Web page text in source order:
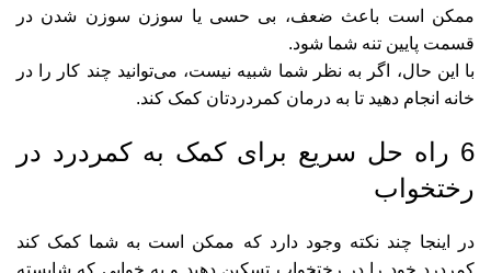
ممکن است باعث ضعف، بی حسی یا سوزن سوزن شدن در
قسمت پایین تنه شما شود.
با این حال، اگر به نظر شما شبیه نیست، می‌توانید چند کار را در
خانه انجام دهید تا به درمان کمردردتان کمک کند.
6 راه حل سریع برای کمک به کمردرد در
رختخواب
در اینجا چند نکته وجود دارد که ممکن است به شما کمک کند